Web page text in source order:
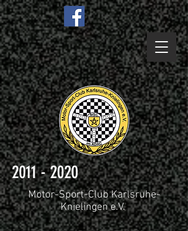
2011 - 2020
Motor-Sport-Club Karlsruhe-
Knielingen e.V.